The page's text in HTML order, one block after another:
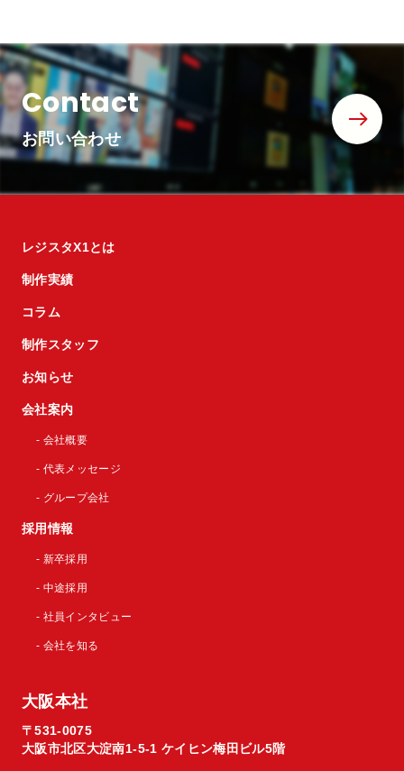
Contact
お問い合わせ
レジスタX1とは
制作実績
コラム
制作スタッフ
お知らせ
会社案内
- 会社概要
- 代表メッセージ
- グループ会社
採用情報
- 新卒採用
- 中途採用
- 社員インタビュー
- 会社を知る
大阪本社
〒531-0075
大阪市北区大淀南1-5-1 ケイヒン梅田ビル5階